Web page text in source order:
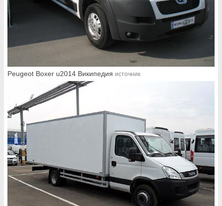
Peugeot Boxer u2014 Википедия источник